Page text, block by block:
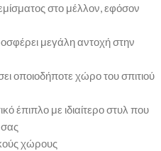
στο μέλλον, εφόσον
μεγάλη αντοχή στην
οποιοδήποτε χώρο του σπιτιού
έπιπλο με ιδιαίτερο στυλ που
χώρους